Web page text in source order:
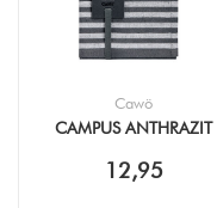
Cawö
CAMPUS ANTHRAZIT
12,95